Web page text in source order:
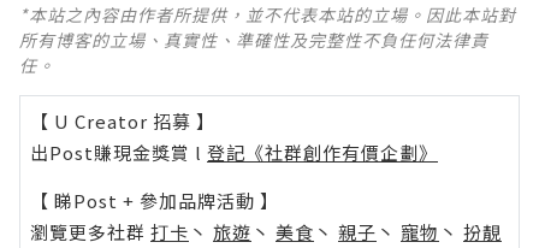
*本站之內容由作者所提供，並不代表本站的立場。因此本站對
所有博客的立場、真實性、準確性及完整性不負任何法律責
任。
【 U Creator 招募 】
出Post賺現金獎賞 l 登記《社群創作有價企劃》
【 睇Post + 參加品牌活動 】
瀏覽更多社群 打卡 丶 旅遊 丶 美食 丶 親子 丶 寵物 丶 扮靚